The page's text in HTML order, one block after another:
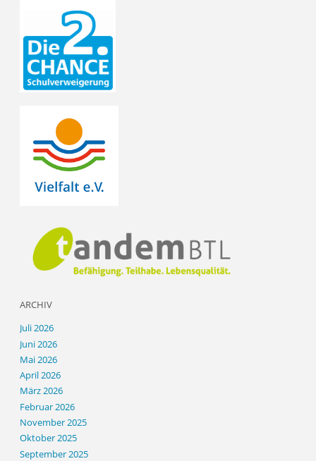
ARCHIV
Juli 2026
Juni 2026
Mai 2026
April 2026
März 2026
Februar 2026
November 2025
Oktober 2025
September 2025